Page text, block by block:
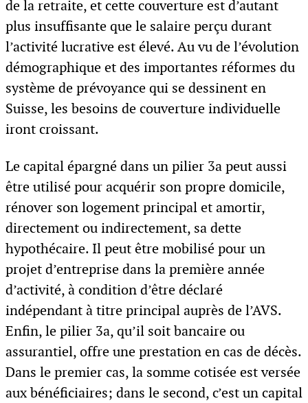
de la retraite, et cette couverture est d’autant
plus insuffisante que le salaire perçu durant
l’activité lucrative est élevé. Au vu de l’évolution
démographique et des importantes réformes du
système de prévoyance qui se dessinent en
Suisse, les besoins de couverture individuelle
iront croissant.
Le capital épargné dans un pilier 3a peut aussi
être utilisé pour acquérir son propre domicile,
rénover son logement principal et amortir,
directement ou indirectement, sa dette
hypothécaire. Il peut être mobilisé pour un
projet d’entreprise dans la première année
d’activité, à condition d’être déclaré
indépendant à titre principal auprès de l’AVS.
Enfin, le pilier 3a, qu’il soit bancaire ou
assurantiel, offre une prestation en cas de décès.
Dans le premier cas, la somme cotisée est versée
aux bénéficiaires; dans le second, c’est un capital